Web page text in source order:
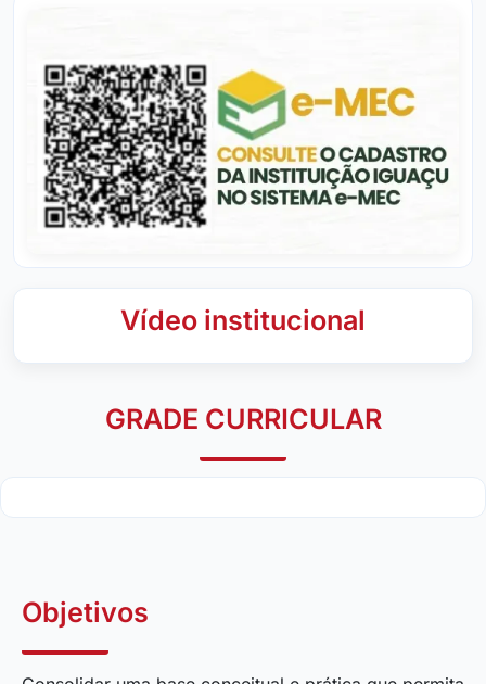
Vídeo institucional
GRADE CURRICULAR
Objetivos